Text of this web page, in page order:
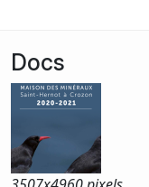
Docs